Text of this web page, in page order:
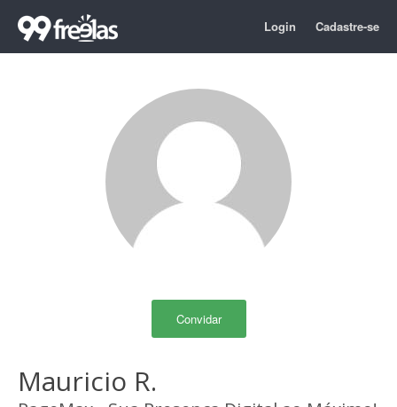
Login Cadastre-se
Convidar
Mauricio R.